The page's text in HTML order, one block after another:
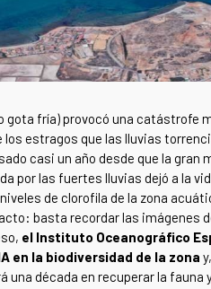
gota fría) provocó una catástrofe
los estragos que las lluvias
casi un año desde que la gran
por las fuertes lluvias dejó a la
de clorofila de la zona
basta recordar las imágenes
el Instituto Oceanográfico
en la biodiversidad de la zona
una década en recuperar la fauna